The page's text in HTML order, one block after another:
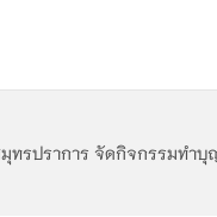
ทรปราการ จัดกิจกรรมทำบุ